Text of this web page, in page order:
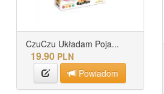
CzuCzu Układam Poja...
19.90 PLN
Powiadom